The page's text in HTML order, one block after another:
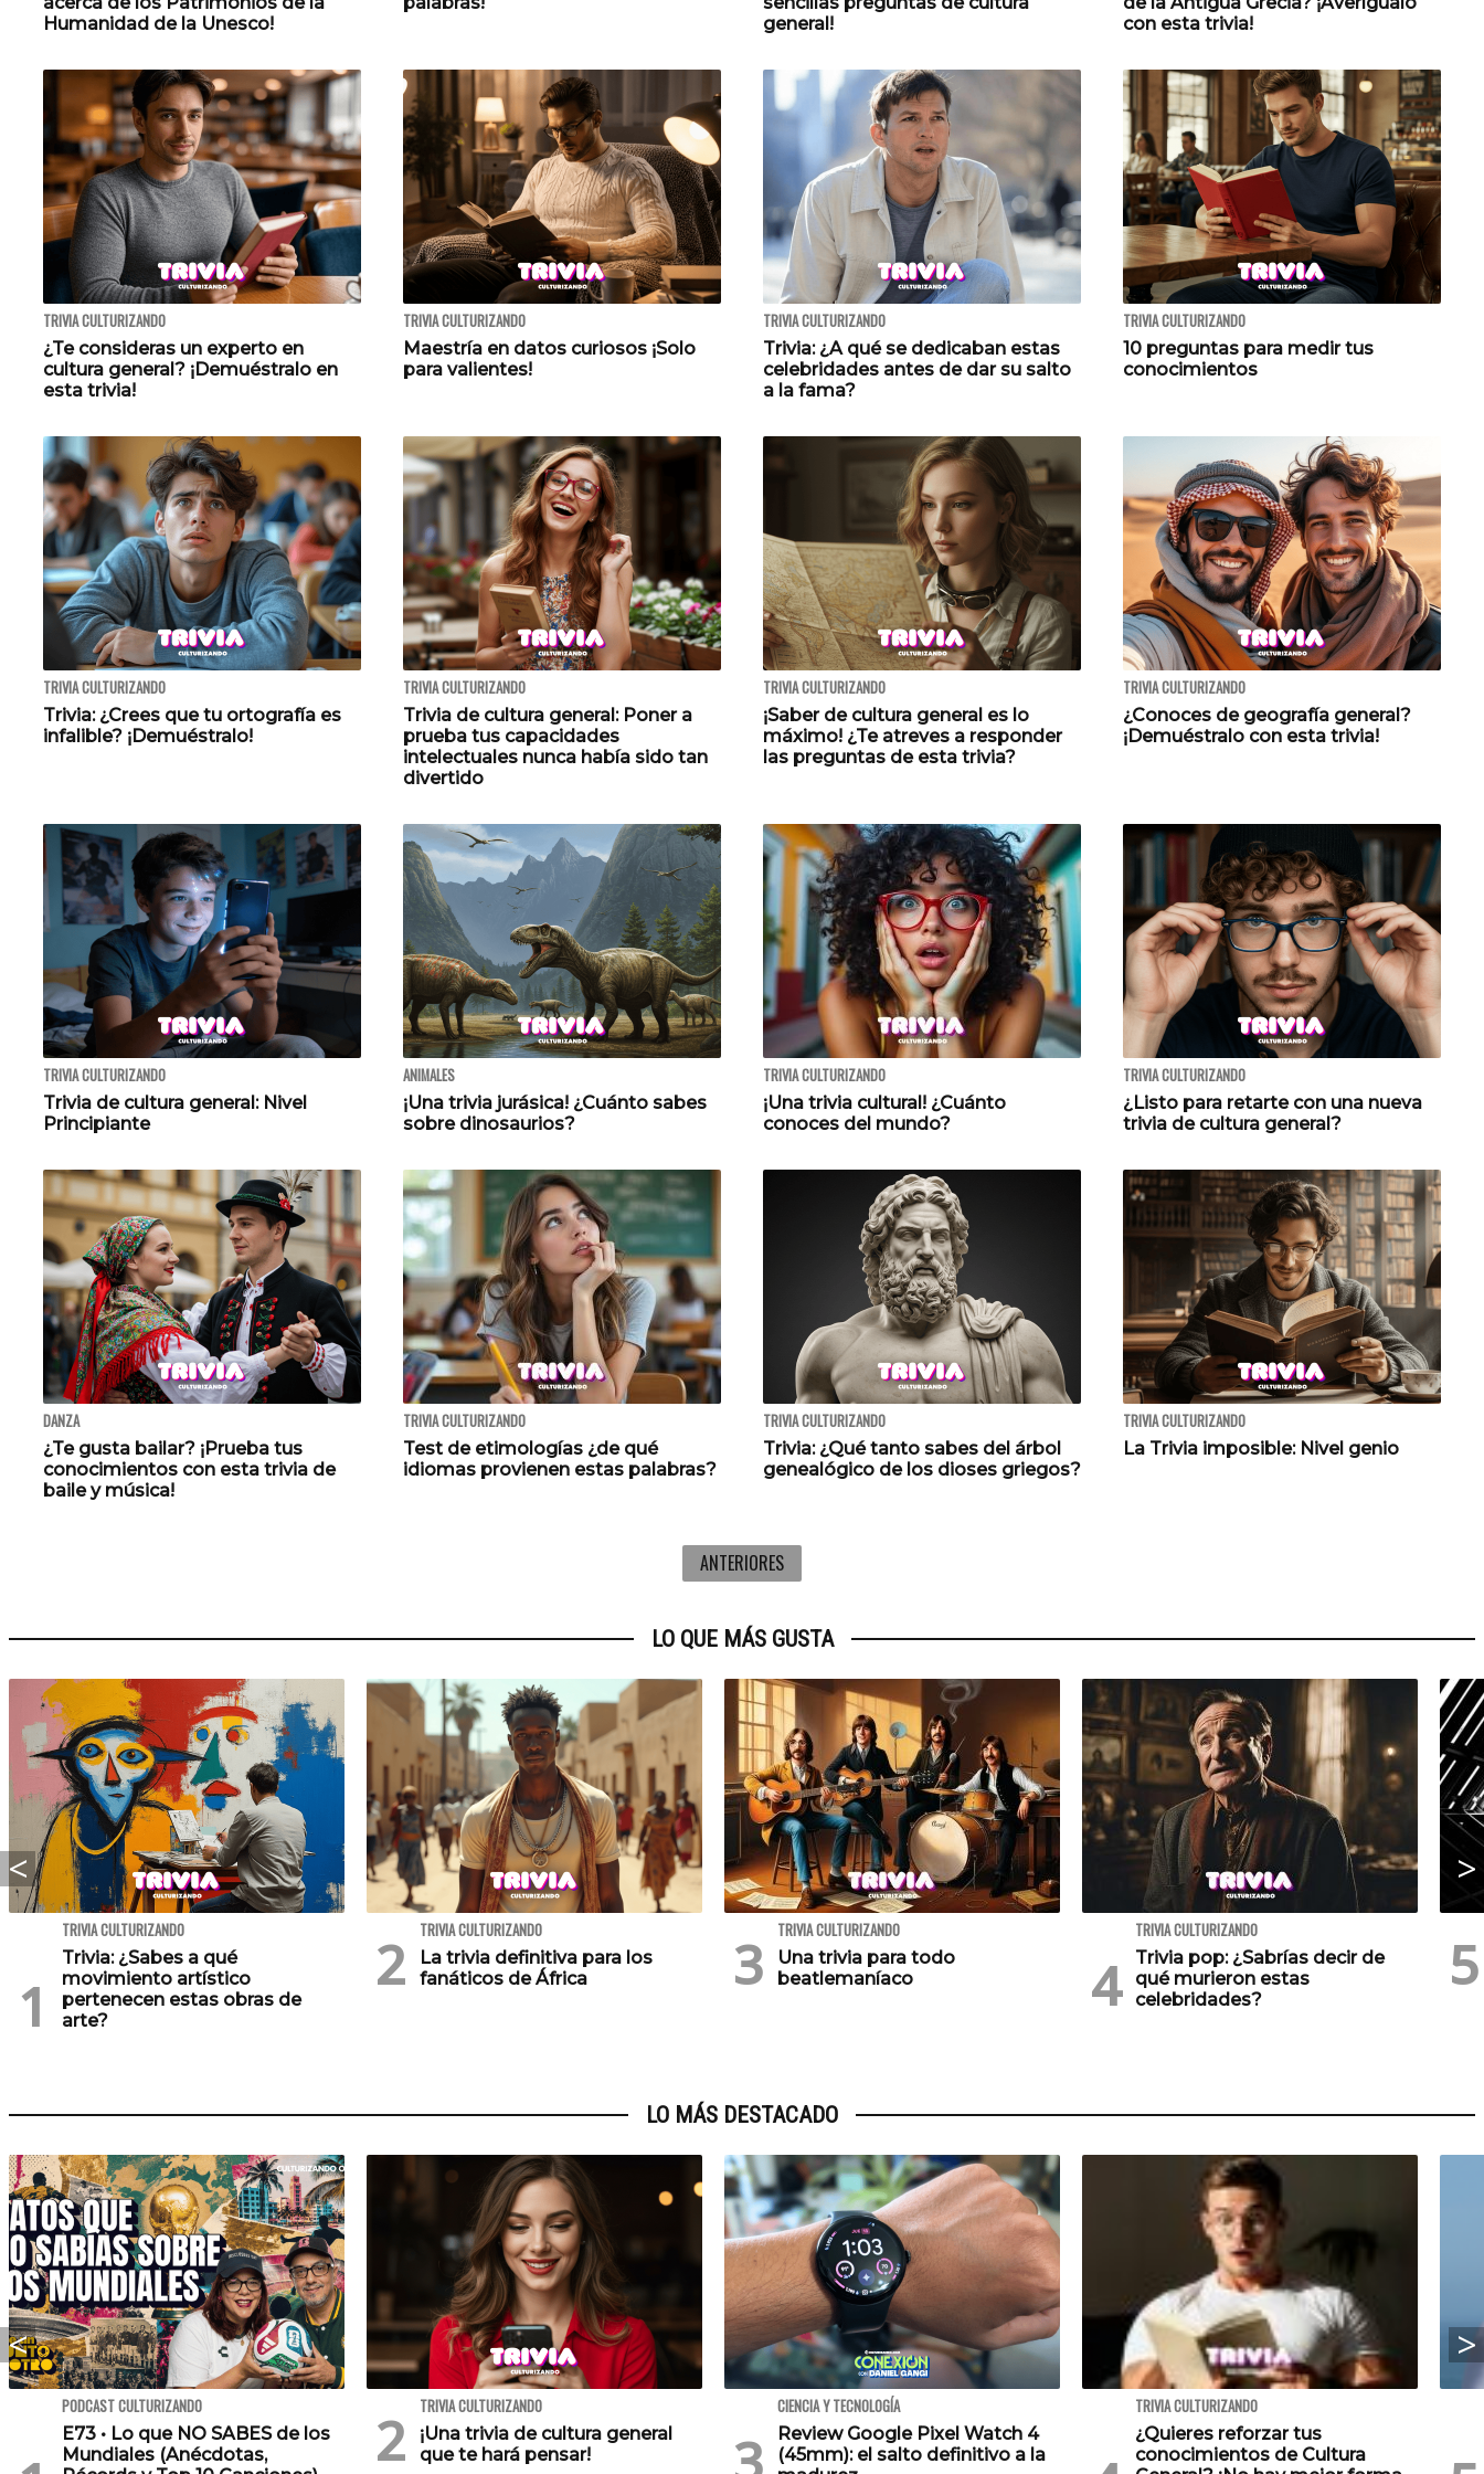
Humanidad de la Unesco!
general!
con esta trivia!
TRIVIA CULTURIZANDO
¿Te consideras un experto en
cultura general? ¡Demuéstralo en
esta trivia!
TRIVIA CULTURIZANDO
Maestría en datos curiosos ¡Solo
para valientes!
TRIVIA CULTURIZANDO
Trivia: ¿A qué se dedicaban estas
celebridades antes de dar su salto
a la fama?
TRIVIA CULTURIZANDO
10 preguntas para medir tus
conocimientos
TRIVIA CULTURIZANDO
Trivia: ¿Crees que tu ortografía es
infalible? ¡Demuéstralo!
TRIVIA CULTURIZANDO
Trivia de cultura general: Poner a
prueba tus capacidades
intelectuales nunca había sido tan
divertido
TRIVIA CULTURIZANDO
¡Saber de cultura general es lo
máximo! ¿Te atreves a responder
las preguntas de esta trivia?
TRIVIA CULTURIZANDO
¿Conoces de geografía general?
¡Demuéstralo con esta trivia!
TRIVIA CULTURIZANDO
Trivia de cultura general: Nivel
Principiante
ANIMALES
¡Una trivia jurásica! ¿Cuánto sabes
sobre dinosaurios?
TRIVIA CULTURIZANDO
¡Una trivia cultural! ¿Cuánto
conoces del mundo?
TRIVIA CULTURIZANDO
¿Listo para retarte con una nueva
trivia de cultura general?
DANZA
¿Te gusta bailar? ¡Prueba tus
conocimientos con esta trivia de
baile y música!
TRIVIA CULTURIZANDO
Test de etimologías ¿de qué
idiomas provienen estas palabras?
TRIVIA CULTURIZANDO
Trivia: ¿Qué tanto sabes del árbol
genealógico de los dioses griegos?
TRIVIA CULTURIZANDO
La Trivia imposible: Nivel genio
ANTERIORES
LO QUE MÁS GUSTA
TRIVIA CULTURIZANDO
Trivia: ¿Sabes a qué
movimiento artístico
pertenecen estas obras de
arte?
TRIVIA CULTURIZANDO
La trivia definitiva para los
fanáticos de África
TRIVIA CULTURIZANDO
Una trivia para todo
beatlemaníaco
TRIVIA CULTURIZANDO
Trivia pop: ¿Sabrías decir de
qué murieron estas
celebridades?
LO MÁS DESTACADO
PODCAST CULTURIZANDO
E73 • Lo que NO SABES de los
Mundiales (Anécdotas,
TRIVIA CULTURIZANDO
¡Una trivia de cultura general
que te hará pensar!
CIENCIA Y TECNOLOGÍA
Review Google Pixel Watch 4
(45mm): el salto definitivo a la
TRIVIA CULTURIZANDO
¿Quieres reforzar tus
conocimientos de Cultura